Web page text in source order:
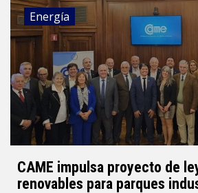
Energía
CAME impulsa proyecto de
renovables para parques